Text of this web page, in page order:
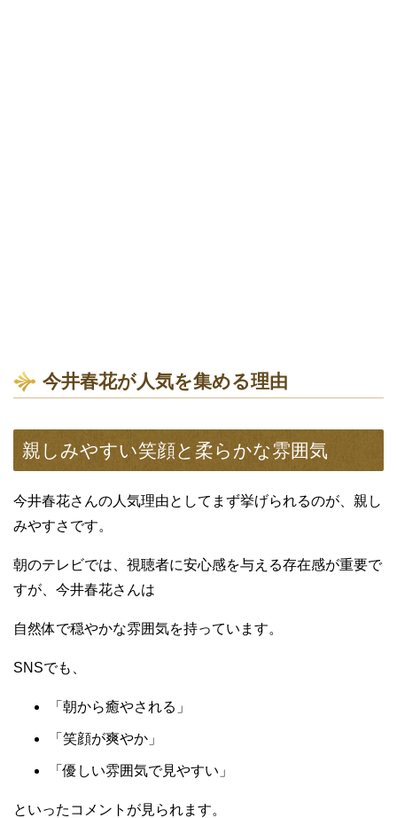
今井春花が人気を集める理由
親しみやすい笑顔と柔らかな雰囲気
今井春花さんの人気理由としてまず挙げられるのが、親し
みやすさです。
朝のテレビでは、視聴者に安心感を与える存在感が重要で
すが、今井春花さんは
自然体で穏やかな雰囲気を持っています。
SNSでも、
「朝から癒やされる」
「笑顔が爽やか」
「優しい雰囲気で見やすい」
といったコメントが見られます。